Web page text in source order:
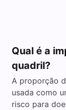
Qual é a
quadril?
A proporção
usada como
risco para